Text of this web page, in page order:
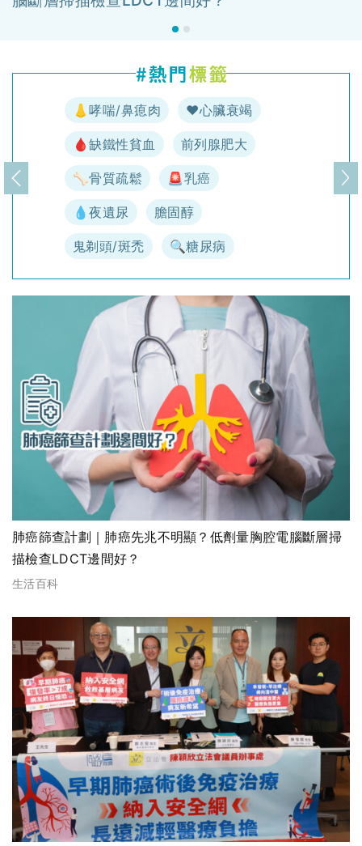
👃哮喘/鼻瘜肉 ♥️心臟衰竭
🩸缺鐵性貧血 前列腺肥大
🦴骨質疏鬆 🚨乳癌
💧夜遺尿 膽固醇
鬼剃頭/斑禿 🔍糖尿病
上一頁 下
肺癌篩查計劃｜肺癌先兆不明顯？低劑量胸腔電腦斷層掃
描檢查LDCT邊間好？
生活百科